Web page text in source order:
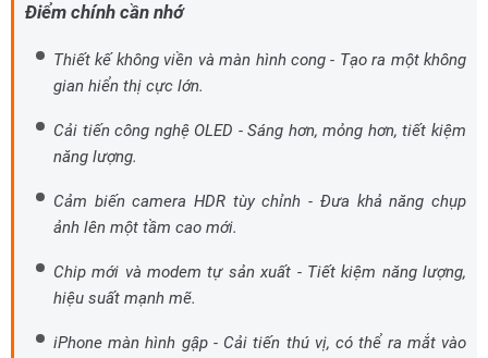
Điểm chính cần nhớ
Thiết kế không viền và màn hình cong - Tạo ra một không
gian hiển thị cực lớn.
Cải tiến công nghệ OLED - Sáng hơn, mỏng hơn, tiết kiệm
năng lượng.
Cảm biến camera HDR tùy chỉnh - Đưa khả năng chụp
ảnh lên một tầm cao mới.
Chip mới và modem tự sản xuất - Tiết kiệm năng lượng,
hiệu suất mạnh mẽ.
iPhone màn hình gập - Cải tiến thú vị, có thể ra mắt vào